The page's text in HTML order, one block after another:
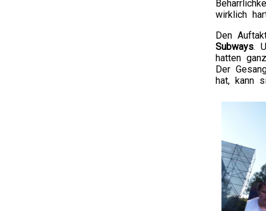
wirklich
Den
Subways.
hatten
Der
hat, kann